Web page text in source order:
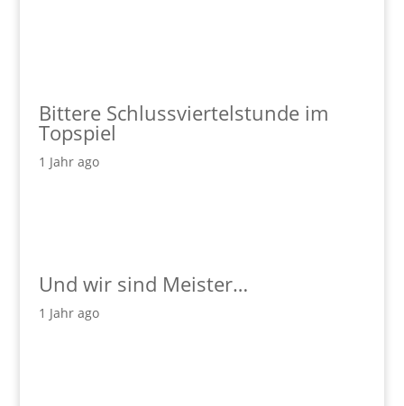
Bittere Schlussviertelstunde im
Topspiel
1 Jahr ago
Und wir sind Meister…
1 Jahr ago